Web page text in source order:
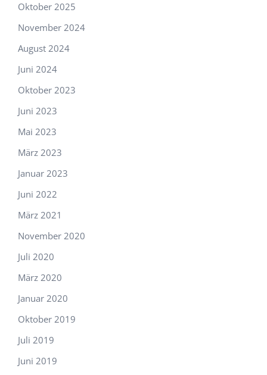
Oktober 2025
November 2024
August 2024
Juni 2024
Oktober 2023
Juni 2023
Mai 2023
März 2023
Januar 2023
Juni 2022
März 2021
November 2020
Juli 2020
März 2020
Januar 2020
Oktober 2019
Juli 2019
Juni 2019